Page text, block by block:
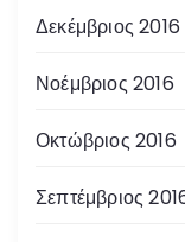
Δεκέμβριος 2016
Νοέμβριος 2016
Οκτώβριος 2016
Σεπτέμβριος